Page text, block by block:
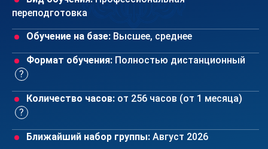
переподготовка
Обучение на базе: Высшее, среднее
Формат обучения: Полностью дистанционный
Количество часов: от 256 часов (от 1 месяца)
Ближайший набор группы: Август 2026